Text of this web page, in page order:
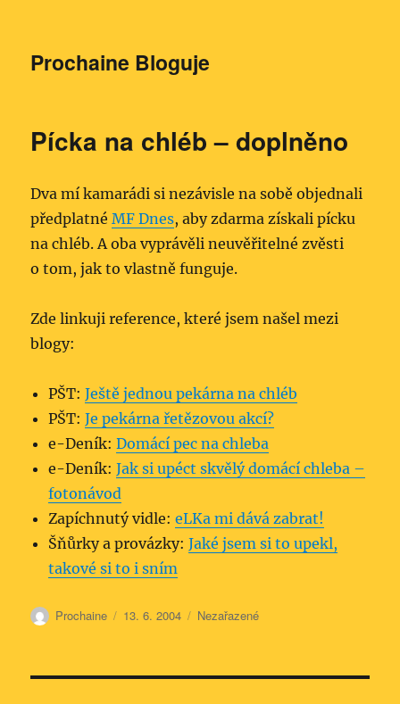
Prochaine Bloguje
Pícka na chléb – doplněno
Dva mí kamarádi si nezávisle na sobě objednali
předplatnéMF Dnes, aby zdarma získali pícku
na chléb. A oba vyprávěli neuvěřitelné zvěsti
o tom, jak to vlastně funguje.
Zde linkuji reference, které jsem našel mezi
blogy:
PŠT:Ještě jednou pekárna na chléb
PŠT:Je pekárna řetězovou akcí?
e-Deník:Domácí pec na chleba
e-Deník:Jak si upéct skvělý domácí chleba –
fotonávod
Zapíchnutý vidle:eLKa mi dává zabrat!
Šňůrky a provázky:Jaké jsem si to upekl,
takové si to i sním
Autor:
Prochaine Publikováno:
13. 6. 2004 Rubriky:
Nezařazené